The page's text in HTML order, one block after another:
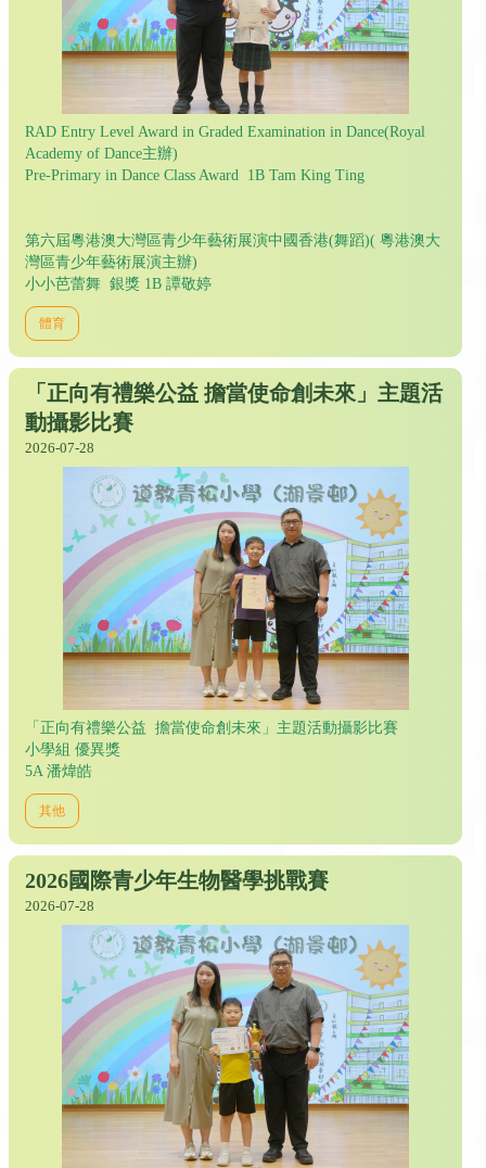
RAD Entry Level Award in Graded Examination in Dance(Royal
Academy of Dance主辦)
Pre-Primary in Dance Class Award 1B Tam King Ting
第六屆粵港澳大灣區青少年藝術展演中國香港(舞蹈)( 粵港澳大
灣區青少年藝術展演主辦)
小小芭蕾舞 銀獎 1B 譚敬婷
體育
「正向有禮樂公益 擔當使命創未來」主題活
動攝影比賽
2026-07-28
「正向有禮樂公益 擔當使命創未來」主題活動攝影比賽
小學組 優異獎
5A 潘煒皓
其他
2026國際青少年生物醫學挑戰賽
2026-07-28